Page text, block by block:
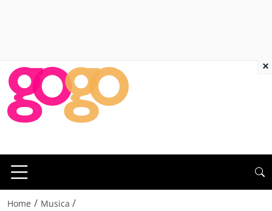
Home / Musica /
×